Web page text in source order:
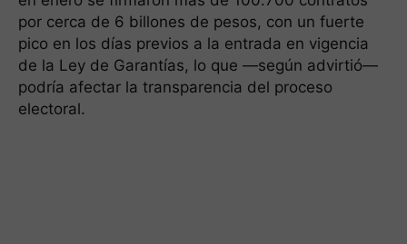
por cerca de 6 billones de pesos, con un fuerte
pico en los días previos a la entrada en vigencia
de la Ley de Garantías, lo que —según advirtió—
podría afectar la transparencia del proceso
electoral.